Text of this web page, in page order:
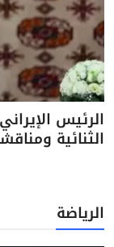
الرئيس
الثنائية
الرياضة